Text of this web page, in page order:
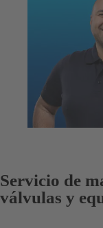
Servicio de
válvulas y